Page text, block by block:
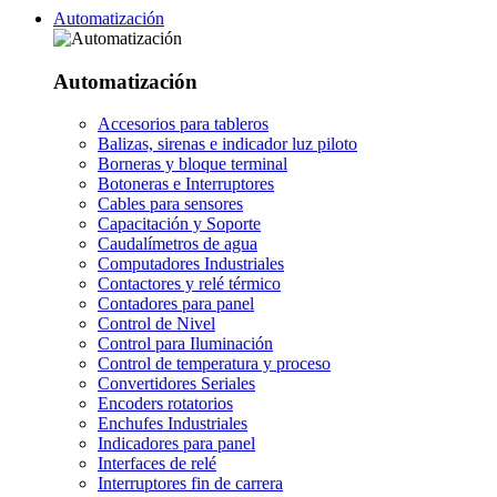
Automatización
Automatización
Accesorios para tableros
Balizas, sirenas e indicador luz piloto
Borneras y bloque terminal
Botoneras e Interruptores
Cables para sensores
Capacitación y Soporte
Caudalímetros de agua
Computadores Industriales
Contactores y relé térmico
Contadores para panel
Control de Nivel
Control para Iluminación
Control de temperatura y proceso
Convertidores Seriales
Encoders rotatorios
Enchufes Industriales
Indicadores para panel
Interfaces de relé
Interruptores fin de carrera